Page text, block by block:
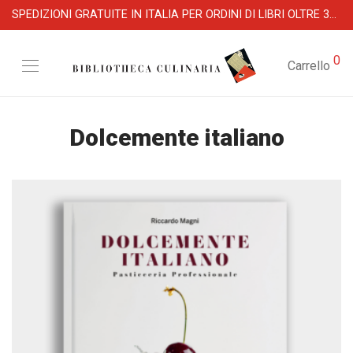
SPEDIZIONI GRATUITE IN ITALIA PER ORDINI DI LIBRI OLTRE 39 €
Carrello 0
Dolcemente italiano